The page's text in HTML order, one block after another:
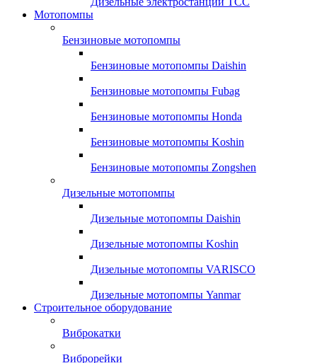
Мотопомпы
Бензиновые мотопомпы
Бензиновые мотопомпы Daishin
Бензиновые мотопомпы Fubag
Бензиновые мотопомпы Honda
Бензиновые мотопомпы Koshin
Бензиновые мотопомпы Zongshen
Дизельные мотопомпы
Дизельные мотопомпы Daishin
Дизельные мотопомпы Koshin
Дизельные мотопомпы VARISCO
Дизельные мотопомпы Yanmar
Строительное оборудование
Виброкатки
Виброрейки